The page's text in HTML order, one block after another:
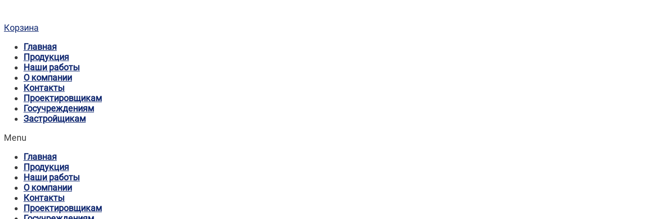
Корзина
Главная
Продукция
Наши работы
О компании
Контакты
Проектировщикам
Госучреждениям
Застройщикам
Menu
Главная
Продукция
Наши работы
О компании
Контакты
Проектировщикам